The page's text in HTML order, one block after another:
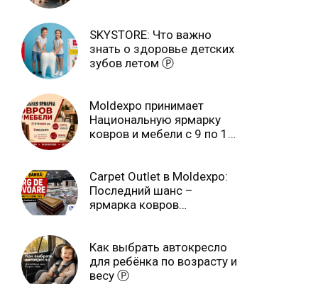
SKYSTORE: Что важно
знать о здоровье детских
зубов летом Ⓟ
Moldexpo принимает
Национальную ярмарку
ковров и мебели с 9 по 14
Carpet Outlet в Moldexpo:
Последний шанс –
ярмарка ковров
Как выбрать автокресло
для ребёнка по возрасту и
весу Ⓟ